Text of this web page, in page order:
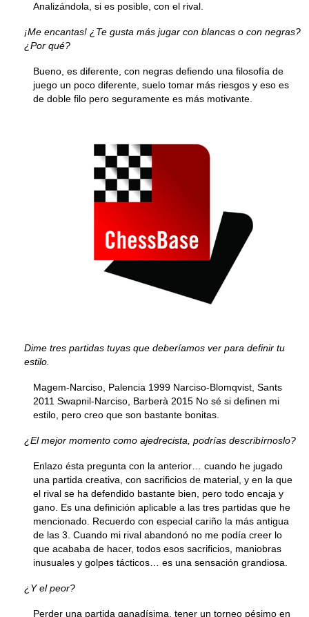
Analizándola, si es posible, con el rival.
¡Me encantas! ¿Te gusta más jugar con blancas o con negras?
¿Por qué?
Bueno, es diferente, con negras defiendo una filosofía de
juego un poco diferente, suelo tomar más riesgos y eso es
de doble filo pero seguramente es más motivante.
Dime tres partidas tuyas que deberíamos ver para definir tu
estilo.
Magem-Narciso, Palencia 1999 Narciso-Blomqvist, Sants
2011 Swapnil-Narciso, Barberà 2015 No sé si definen mi
estilo, pero creo que son bastante bonitas.
¿El mejor momento como ajedrecista, podrías describírnoslo?
Enlazo ésta pregunta con la anterior… cuando he jugado
una partida creativa, con sacrificios de material, y en la que
el rival se ha defendido bastante bien, pero todo encaja y
gano. Es una definición aplicable a las tres partidas que he
mencionado. Recuerdo con especial cariño la más antigua
de las 3. Cuando mi rival abandonó no me podía creer lo
que acababa de hacer, todos esos sacrificios, maniobras
inusuales y golpes tácticos… es una sensación grandiosa.
¿Y el peor?
Perder una partida ganadísima, tener un torneo pésimo en